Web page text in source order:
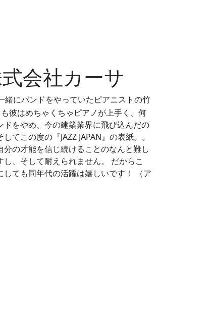
会社カーサ
緒にバンドをやっていたピアニストの竹
彼はめちゃくちゃピアノが上手く、何
をやめ、今の建築業界に飛び込んだの
この度の『JAZZ JAPAN』の表紙。。
の才能を信じ続けることのなんと難し
、そして耐えられません。 だからこ
ても同年代の活躍は嬉しいです！ （ア